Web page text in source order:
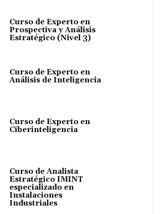
Curso de Experto en
Prospectiva y Análisis
Estratégico (Nivel 3)
Curso de Experto en
Análisis de Inteligencia
Curso de Experto en
Ciberinteligencia
Curso de Analista
Estratégico IMINT
especializado en
Instalaciones
Industriales